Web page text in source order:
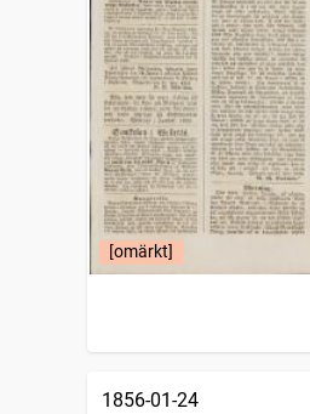
[omärkt]
1856-01-24